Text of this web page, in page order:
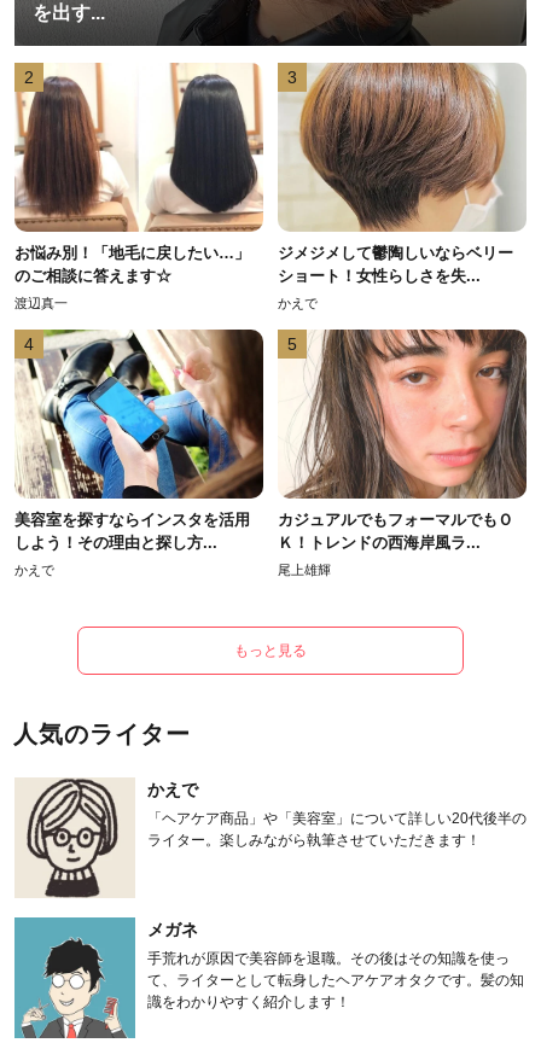
を出す...
2
お悩み別！「地毛に戻したい…」
のご相談に答えます☆
渡辺真一
3
ジメジメして鬱陶しいならベリー
ショート！女性らしさを失...
かえで
4
美容室を探すならインスタを活用
しよう！その理由と探し方...
かえで
5
カジュアルでもフォーマルでもＯ
Ｋ！トレンドの西海岸風ラ...
尾上雄輝
もっと見る
人気のライター
かえで
「ヘアケア商品」や「美容室」について詳しい20代後半の
ライター。楽しみながら執筆させていただきます！
メガネ
手荒れが原因で美容師を退職。その後はその知識を使っ
て、ライターとして転身したヘアケアオタクです。髪の知
識をわかりやすく紹介します！